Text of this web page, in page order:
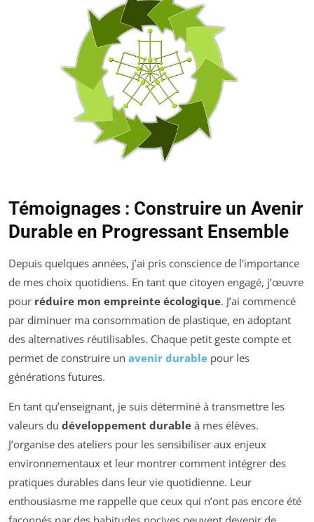
Témoignages : Construire un Avenir
Durable en Progressant Ensemble
Depuis quelques années, j’ai pris conscience de l’importance
de mes choix quotidiens. En tant que citoyen engagé, j’œuvre
pour réduire mon empreinte écologique. J’ai commencé
par diminuer ma consommation de plastique, en adoptant
des alternatives réutilisables. Chaque petit geste compte et
permet de construire un avenir durable pour les
générations futures.
En tant qu’enseignant, je suis déterminé à transmettre les
valeurs du développement durable à mes élèves.
J’organise des ateliers pour les sensibiliser aux enjeux
environnementaux et leur montrer comment intégrer des
pratiques durables dans leur vie quotidienne. Leur
enthousiasme me rappelle que ceux qui n’ont pas encore été